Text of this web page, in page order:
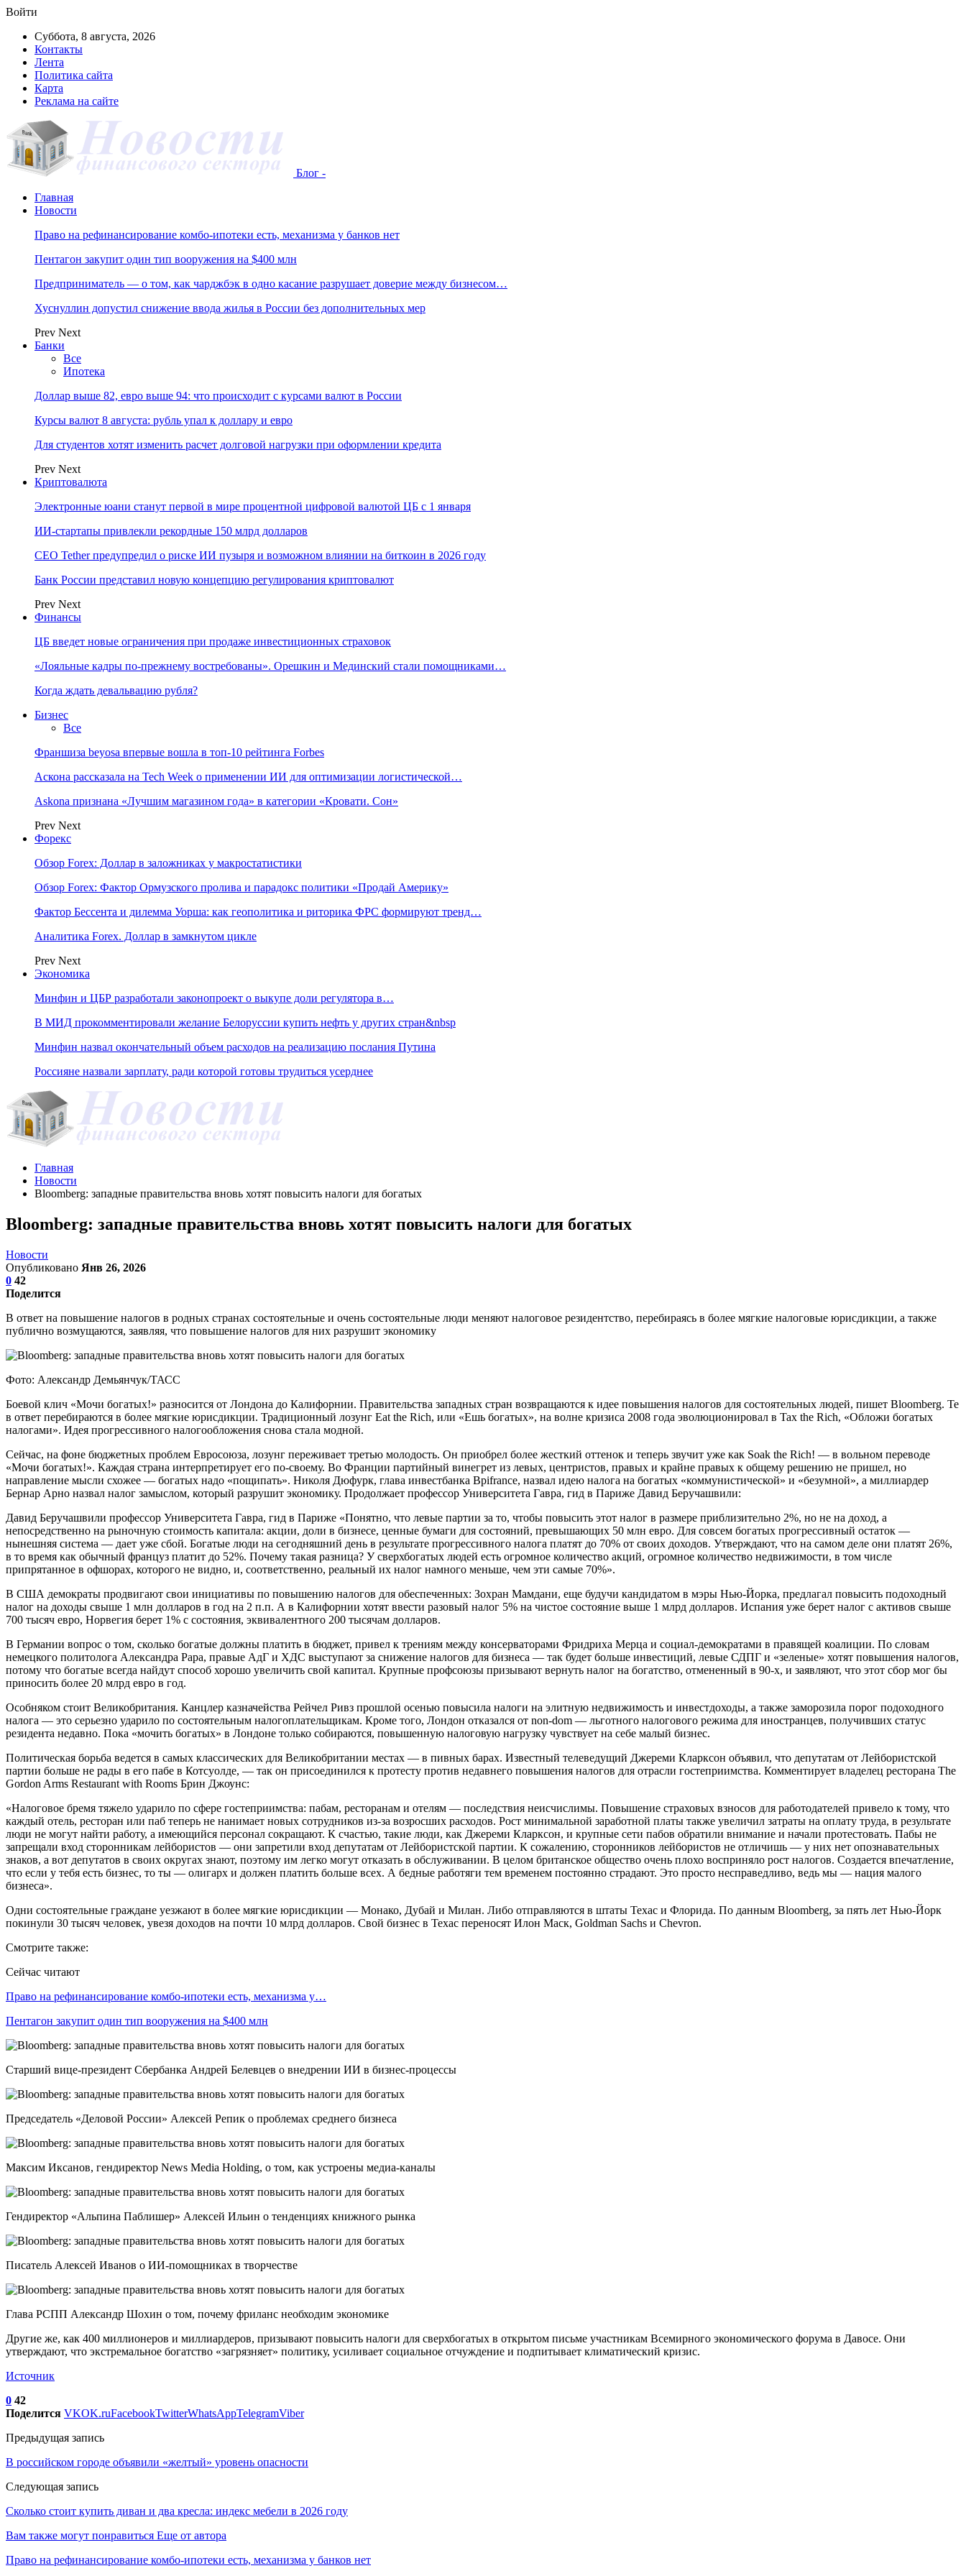
Войти
Суббота, 8 августа, 2026
Контакты
Лента
Политика сайта
Карта
Реклама на сайте
Блог -
Главная
Новости
Право на рефинансирование комбо-ипотеки есть, механизма у банков нет
Пентагон закупит один тип вооружения на $400 млн
Предприниматель — о том, как чарджбэк в одно касание разрушает доверие между бизнесом…
Хуснуллин допустил снижение ввода жилья в России без дополнительных мер
Prev Next
Банки
Все
Ипотека
Доллар выше 82, евро выше 94: что происходит с курсами валют в России
Курсы валют 8 августа: рубль упал к доллару и евро
Для студентов хотят изменить расчет долговой нагрузки при оформлении кредита
Prev Next
Криптовалюта
Электронные юани станут первой в мире процентной цифровой валютой ЦБ с 1 января
ИИ-стартапы привлекли рекордные 150 млрд долларов
CEO Tether предупредил о риске ИИ пузыря и возможном влиянии на биткоин в 2026 году
Банк России представил новую концепцию регулирования криптовалют
Prev Next
Финансы
ЦБ введет новые ограничения при продаже инвестиционных страховок
«Лояльные кадры по-прежнему востребованы». Орешкин и Мединский стали помощниками…
Когда ждать девальвацию рубля?
Бизнес
Все
Франшиза beyosa впервые вошла в топ-10 рейтинга Forbes
Аскона рассказала на Tech Week о применении ИИ для оптимизации логистической…
Askona признана «Лучшим магазином года» в категории «Кровати. Сон»
Prev Next
Форекс
Обзор Forex: Доллар в заложниках у макростатистики
Обзор Forex: Фактор Ормузского пролива и парадокс политики «Продай Америку»
Фактор Бессента и дилемма Уорша: как геополитика и риторика ФРС формируют тренд…
Аналитика Forex. Доллар в замкнутом цикле
Prev Next
Экономика
Минфин и ЦБР разработали законопроект о выкупе доли регулятора в…
В МИД прокомментировали желание Белоруссии купить нефть у других стран&nbsp
Минфин назвал окончательный объем расходов на реализацию послания Путина
Россияне назвали зарплату, ради которой готовы трудиться усерднее
Главная
Новости
Bloomberg: западные правительства вновь хотят повысить налоги для богатых
Bloomberg: западные правительства вновь хотят повысить налоги для богатых
Новости
Опубликовано Янв 26, 2026
0 42
Поделится
В ответ на повышение налогов в родных странах состоятельные и очень состоятельные люди меняют налоговое резидентство, перебираясь в более мягкие налоговые юрисдикции, а также
публично возмущаются, заявляя, что повышение налогов для них разрушит экономику
Фото: Александр Демьянчук/ТАСС
Боевой клич «Мочи богатых!» разносится от Лондона до Калифорнии. Правительства западных стран возвращаются к идее повышения налогов для состоятельных людей, пишет Bloomberg. Те
в ответ перебираются в более мягкие юрисдикции. Традиционный лозунг Eat the Rich, или «Ешь богатых», на волне кризиса 2008 года эволюционировал в Tax the Rich, «Обложи богатых
налогами». Идея прогрессивного налогообложения снова стала модной.
Сейчас, на фоне бюджетных проблем Евросоюза, лозунг переживает третью молодость. Он приобрел более жесткий оттенок и теперь звучит уже как Soak the Rich! — в вольном переводе
«Мочи богатых!». Каждая страна интерпретирует его по-своему. Во Франции партийный винегрет из левых, центристов, правых и крайне правых к общему решению не пришел, но
направление мысли схожее — богатых надо «пощипать». Николя Дюфурк, глава инвестбанка Bpifrance, назвал идею налога на богатых «коммунистической» и «безумной», а миллиардер
Бернар Арно назвал налог замыслом, который разрушит экономику. Продолжает профессор Университета Гавра, гид в Париже Давид Беручашвили:
Давид Беручашвили профессор Университета Гавра, гид в Париже «Понятно, что левые партии за то, чтобы повысить этот налог в размере приблизительно 2%, но не на доход, а
непосредственно на рыночную стоимость капитала: акции, доли в бизнесе, ценные бумаги для состояний, превышающих 50 млн евро. Для совсем богатых прогрессивный остаток —
нынешняя система — дает уже сбой. Богатые люди на сегодняшний день в результате прогрессивного налога платят до 70% от своих доходов. Утверждают, что на самом деле они платят 26%,
в то время как обычный француз платит до 52%. Почему такая разница? У сверхбогатых людей есть огромное количество акций, огромное количество недвижимости, в том числе
припрятанное в офшорах, которого не видно, и, соответственно, реальный их налог намного меньше, чем эти самые 70%».
В США демократы продвигают свои инициативы по повышению налогов для обеспеченных: Зохран Мамдани, еще будучи кандидатом в мэры Нью-Йорка, предлагал повысить подоходный
налог на доходы свыше 1 млн долларов в год на 2 п.п. А в Калифорнии хотят ввести разовый налог 5% на чистое состояние выше 1 млрд долларов. Испания уже берет налог с активов свыше
700 тысяч евро, Норвегия берет 1% с состояния, эквивалентного 200 тысячам долларов.
В Германии вопрос о том, сколько богатые должны платить в бюджет, привел к трениям между консерваторами Фридриха Мерца и социал-демократами в правящей коалиции. По словам
немецкого политолога Александра Рара, правые АдГ и ХДС выступают за снижение налогов для бизнеса — так будет больше инвестиций, левые СДПГ и «зеленые» хотят повышения налогов,
потому что богатые всегда найдут способ хорошо увеличить свой капитал. Крупные профсоюзы призывают вернуть налог на богатство, отмененный в 90-х, и заявляют, что этот сбор мог бы
приносить более 20 млрд евро в год.
Особняком стоит Великобритания. Канцлер казначейства Рейчел Ривз прошлой осенью повысила налоги на элитную недвижимость и инвестдоходы, а также заморозила порог подоходного
налога — это серьезно ударило по состоятельным налогоплательщикам. Кроме того, Лондон отказался от non-dom — льготного налогового режима для иностранцев, получивших статус
резидента недавно. Пока «мочить богатых» в Лондоне только собираются, повышенную налоговую нагрузку чувствует на себе малый бизнес.
Политическая борьба ведется в самых классических для Великобритании местах — в пивных барах. Известный телеведущий Джереми Кларксон объявил, что депутатам от Лейбористской
партии больше не рады в его пабе в Котсуолде, — так он присоединился к протесту против недавнего повышения налогов для отрасли гостеприимства. Комментирует владелец ресторана The
Gordon Arms Restaurant with Rooms Брин Джоунс:
«Налоговое бремя тяжело ударило по сфере гостеприимства: пабам, ресторанам и отелям — последствия неисчислимы. Повышение страховых взносов для работодателей привело к тому, что
каждый отель, ресторан или паб теперь не нанимает новых сотрудников из-за возросших расходов. Рост минимальной заработной платы также увеличил затраты на оплату труда, в результате
люди не могут найти работу, а имеющийся персонал сокращают. К счастью, такие люди, как Джереми Кларксон, и крупные сети пабов обратили внимание и начали протестовать. Пабы не
запрещали вход сторонникам лейбористов — они запретили вход депутатам от Лейбористской партии. К сожалению, сторонников лейбористов не отличишь — у них нет опознавательных
знаков, а вот депутатов в своих округах знают, поэтому им легко могут отказать в обслуживании. В целом британское общество очень плохо восприняло рост налогов. Создается впечатление,
что если у тебя есть бизнес, то ты — олигарх и должен платить больше всех. А бедные работяги тем временем постоянно страдают. Это просто несправедливо, ведь мы — нация малого
бизнеса».
Одни состоятельные граждане уезжают в более мягкие юрисдикции — Монако, Дубай и Милан. Либо отправляются в штаты Техас и Флорида. По данным Bloomberg, за пять лет Нью-Йорк
покинули 30 тысяч человек, увезя доходов на почти 10 млрд долларов. Свой бизнес в Техас переносят Илон Маск, Goldman Sachs и Chevron.
Смотрите также:
Сейчас читают
Право на рефинансирование комбо-ипотеки есть, механизма у…
Пентагон закупит один тип вооружения на $400 млн
Старший вице-президент Сбербанка Андрей Белевцев о внедрении ИИ в бизнес-процессы
Председатель «Деловой России» Алексей Репик о проблемах среднего бизнеса
Максим Иксанов, гендиректор News Media Holding, о том, как устроены медиа-каналы
Гендиректор «Альпина Паблишер» Алексей Ильин о тенденциях книжного рынка
Писатель Алексей Иванов о ИИ-помощниках в творчестве
Глава РСПП Александр Шохин о том, почему фриланс необходим экономике
Другие же, как 400 миллионеров и миллиардеров, призывают повысить налоги для сверхбогатых в открытом письме участникам Всемирного экономического форума в Давосе. Они
утверждают, что экстремальное богатство «загрязняет» политику, усиливает социальное отчуждение и подпитывает климатический кризис.
Источник
0 42
Поделится VKOK.ruFacebookTwitterWhatsAppTelegramViber
Предыдущая запись
В российском городе объявили «желтый» уровень опасности
Следующая запись
Сколько стоит купить диван и два кресла: индекс мебели в 2026 году
Вам также могут понравиться Еще от автора
Право на рефинансирование комбо-ипотеки есть, механизма у банков нет